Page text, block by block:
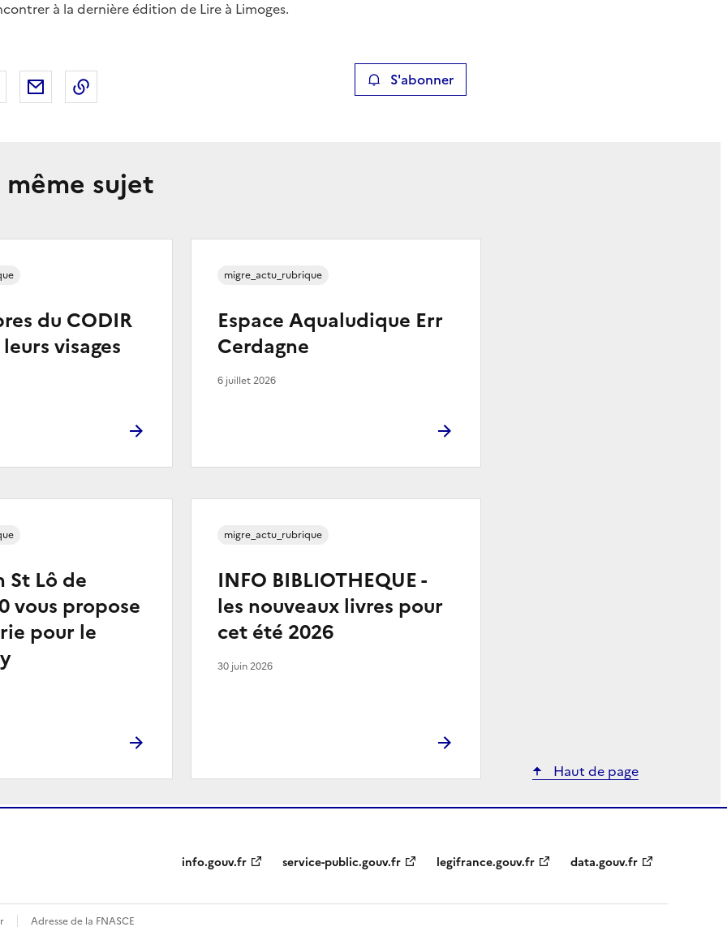
à la dernière édition de Lire à Limoges.
sur X
Partager sur LinkedIn
Partager par emailCopier le lien de la page dans le presse-papier S'abonner
même sujet
du CODIR
visages
Espace Aqualudique Err
Cerdagne
migre_actu_rubrique
6 juillet 2026
St Lô de
vous propose
pour le
INFO BIBLIOTHEQUE -
les nouveaux livres pour
cet été 2026
migre_actu_rubrique
30 juin 2026
Haut de page
info.gouv.fr service-public.gouv.fr legifrance.gouv.fr data.gouv.fr
Adresse de la FNASCE